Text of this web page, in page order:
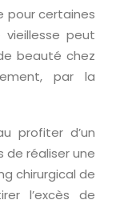
pour certaines
peut
beauté chez
par la
profiter d’un
de réaliser une
chirurgical de
l’excès de